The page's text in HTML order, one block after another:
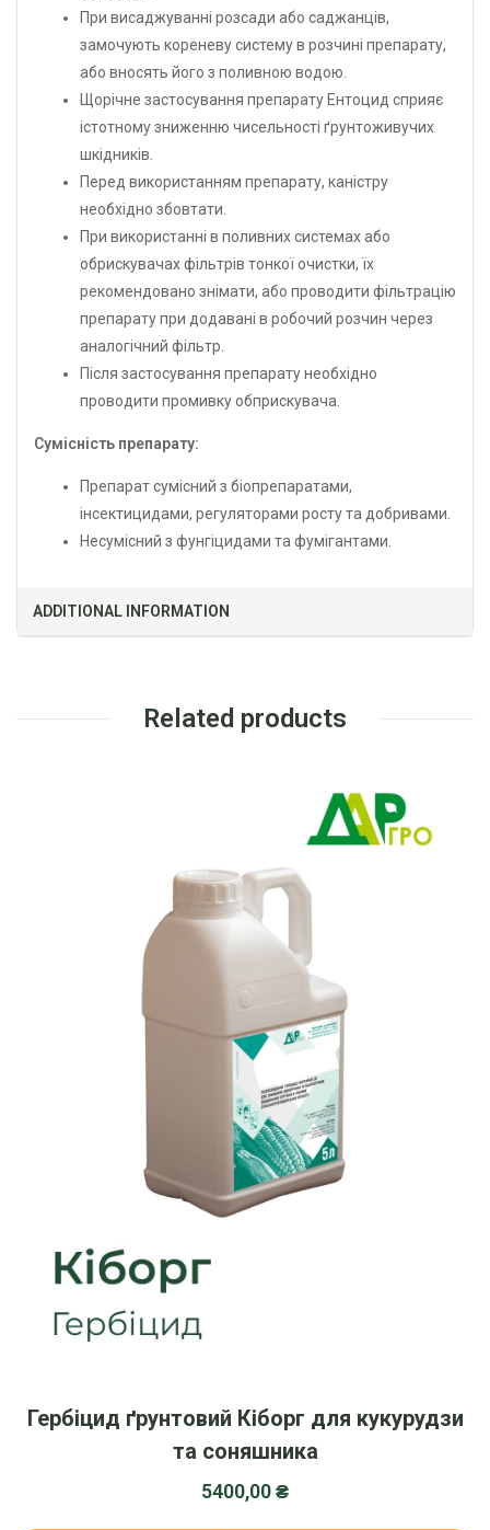
При висаджуванні розсади або саджанців,
замочують кореневу систему в розчині препарату,
або вносять його з поливною водою.
Щорічне застосування препарату Ентоцид сприяє
істотному зниженню чисельності ґрунтоживучих
шкідників.
Перед використанням препарату, каністру
необхідно збовтати.
При використанні в поливних системах або
обрискувачах фільтрів тонкої очистки, їх
рекомендовано знімати, або проводити фільтрацію
препарату при додавані в робочий розчин через
аналогічний фільтр.
Після застосування препарату необхідно
проводити промивку обприскувача.
Сумісність препарату:
Препарат сумісний з біопрепаратами,
інсектицидами, регуляторами росту та добривами.
Несумісний з фунгіцидами та фумігантами.
ADDITIONAL INFORMATION
Related products
Гербіцид ґрунтовий Кіборг для кукурудзи
та соняшника
5400,00₴